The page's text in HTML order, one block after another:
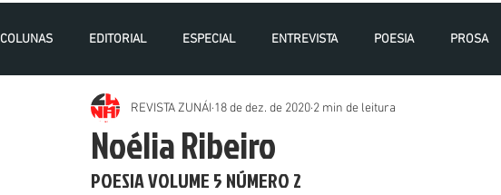
COLUNAS EDITORIAL ESPECIAL ENTREVISTA POESIA PROSA
CADERNOS DA PALESTINA VOLUME 5 NÚMERO 1 - 2020
VOLUME 6 NÚMERO 1 - 2021 VOLUME 7 NÚMERO 1 - 2022
Noélia Ribeiro
REVISTA ZUNÁI 18 de dez. de 2020 2 min de leitura
POESIA VOLUME 5 NÚMERO 2